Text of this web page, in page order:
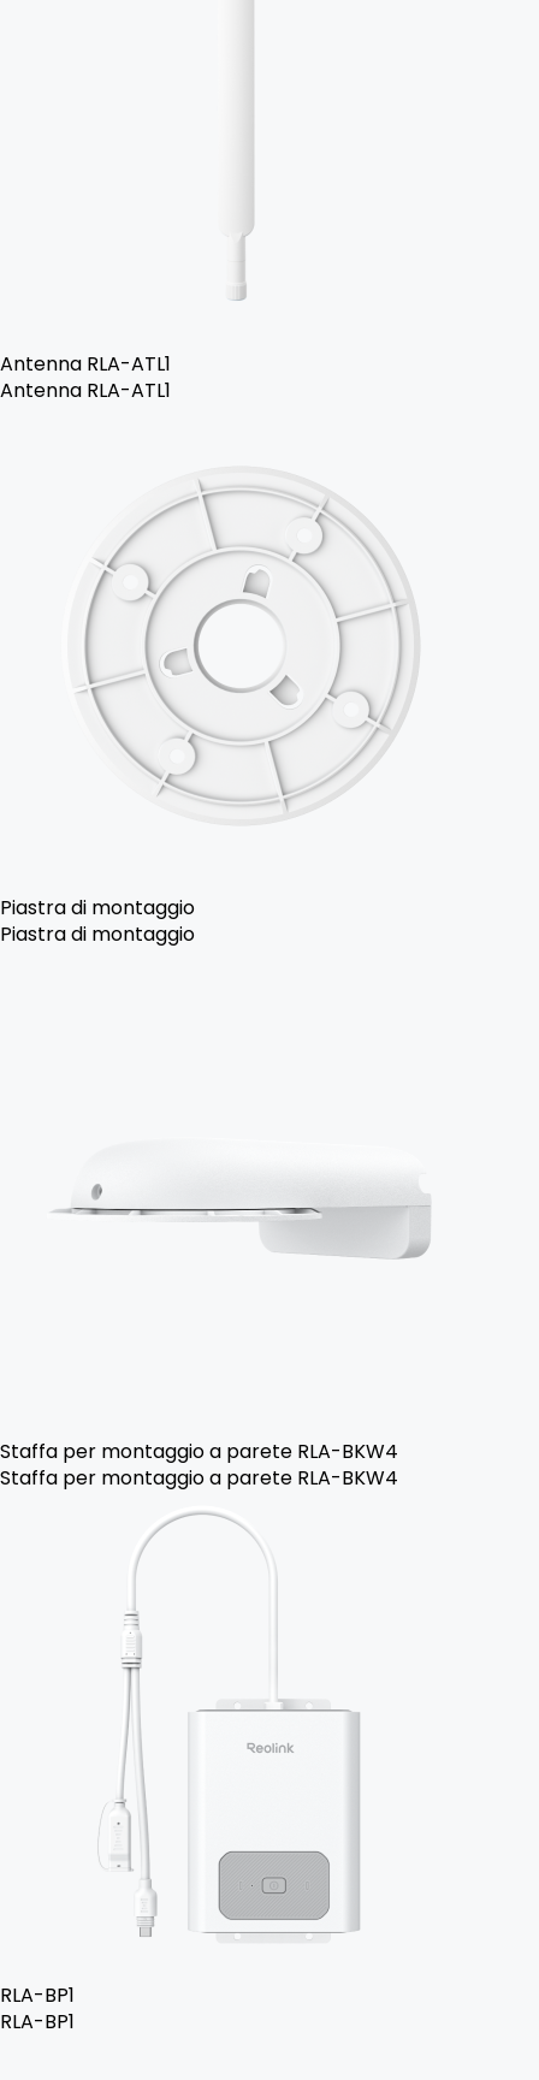
Antenna RLA-ATL1
Antenna RLA-ATL1
Piastra di montaggio
Piastra di montaggio
Staffa per montaggio a parete RLA-BKW4
Staffa per montaggio a parete RLA-BKW4
RLA-BP1
RLA-BP1